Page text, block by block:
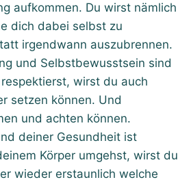
aufkommen. Du wirst nämlich
dich dabei selbst zu
irgendwann auszubrennen.
und Selbstbewusstsein sind
wirst du auch
setzen können. Und
und achten können.
deiner Gesundheit ist
Körper umgehst, wirst du
wieder erstaunlich welche